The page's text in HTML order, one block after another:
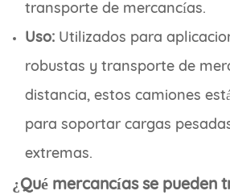
transporte de mercancías.
Uso: Utilizados para
robustas y transporte de
distancia, estos camiones
para soportar cargas
extremas.
¿Qué mercancías se pueden